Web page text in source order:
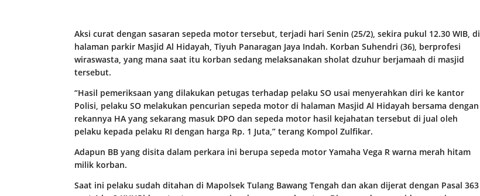
Aksi curat dengan sasaran sepeda motor tersebut, terjadi hari Senin (25/2), sekira pukul 12.30 WIB, di
halaman parkir Masjid Al Hidayah, Tiyuh Panaragan Jaya Indah. Korban Suhendri (36), berprofesi
wiraswasta, yang mana saat itu korban sedang melaksanakan sholat dzuhur berjamaah di masjid
tersebut.
“Hasil pemeriksaan yang dilakukan petugas terhadap pelaku SO usai menyerahkan diri ke kantor
Polisi, pelaku SO melakukan pencurian sepeda motor di halaman Masjid Al Hidayah bersama dengan
rekannya HA yang sekarang masuk DPO dan sepeda motor hasil kejahatan tersebut di jual oleh
pelaku kepada pelaku RI dengan harga Rp. 1 Juta,” terang Kompol Zulfikar.
Adapun BB yang disita dalam perkara ini berupa sepeda motor Yamaha Vega R warna merah hitam
milik korban.
Saat ini pelaku sudah ditahan di Mapolsek Tulang Bawang Tengah dan akan dijerat dengan Pasal 363